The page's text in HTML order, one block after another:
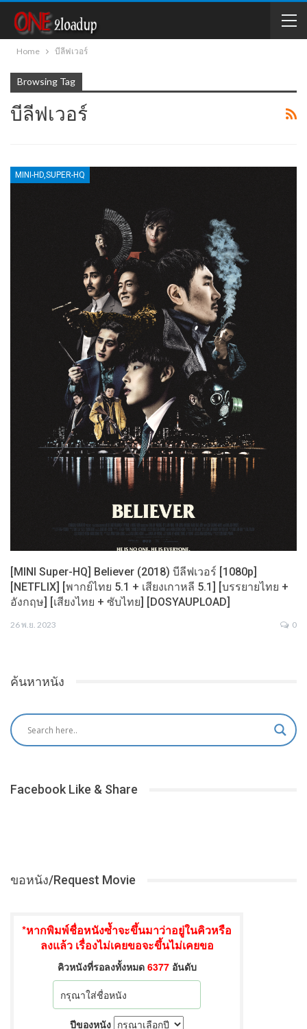
Home บีลีฟเวอร์
Browsing Tag
บีลีฟเวอร์
MINI-HD,SUPER-HQ
[MINI Super-HQ] Believer (2018) บีลีฟเวอร์ [1080p]
[NETFLIX] [พากย์ไทย 5.1 + เสียงเกาหลี 5.1] [บรรยายไทย +
อังกฤษ] [เสียงไทย + ซับไทย] [DOSYAUPLOAD]
26 พ.ย. 2023 0
ค้นหาหนัง
Facebook Like & Share
ขอหนัง/Request Movie